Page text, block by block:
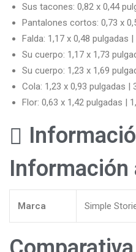
Sus tacones: 0,82 x 0,44
Pantalones cortos: 0,73 x
Falda: 1,17 x 0,48 pulgadas
Su cuerpo: 1,17 x 1,73
Su cuerpo: 1,23 x 1,69
Cola: 1,23 x 0,93 pulgadas |
Flor: 0,63 x 1,42 pulgadas |
Información
Marca Simple